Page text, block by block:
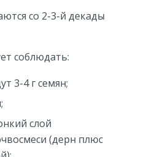
со 2-3-й декады
соблюдать:
3-4 г семян;
слой
(дерн плюс